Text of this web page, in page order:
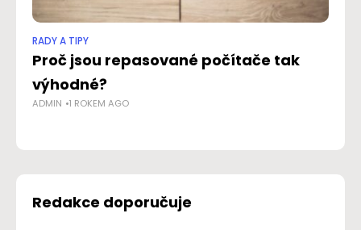
RADY A TIPY
Proč jsou repasované počítače tak
výhodné?
ADMIN 1 ROKEM AGO
Redakce doporučuje